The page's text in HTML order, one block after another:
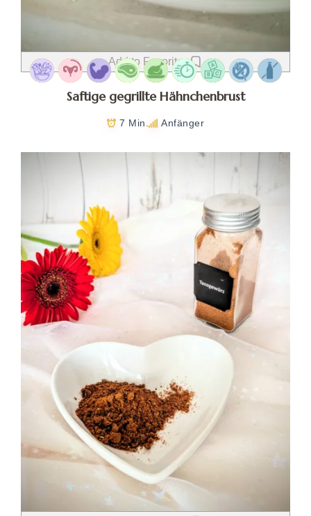
Add to Favorites
Saftige gegrillte Hähnchenbrust
7 Min. Anfänger